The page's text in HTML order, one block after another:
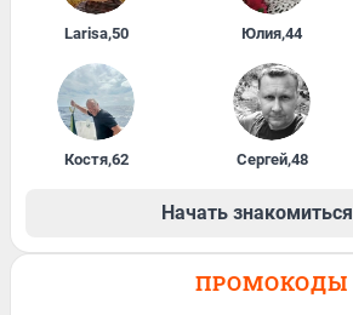
Larisa,50 Юлия,44
Костя,62 Сергей,48
Начать знакомиться
ПРОМОКОДЫ